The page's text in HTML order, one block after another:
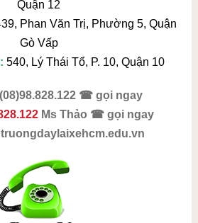
Quận 12
Phan Văn Trị, Phường 5, Quận
Gò Vấp
540, Lý Thái Tổ, P. 10, Quận 10
☎ gọi ngay
Ms Thảo ☎ gọi ngay